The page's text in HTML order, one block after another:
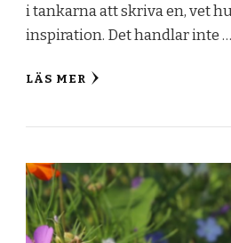
i tankarna att skriva en, vet
inspiration. Det handlar inte …
LÄS MER